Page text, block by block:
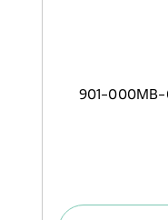
901-000MB-